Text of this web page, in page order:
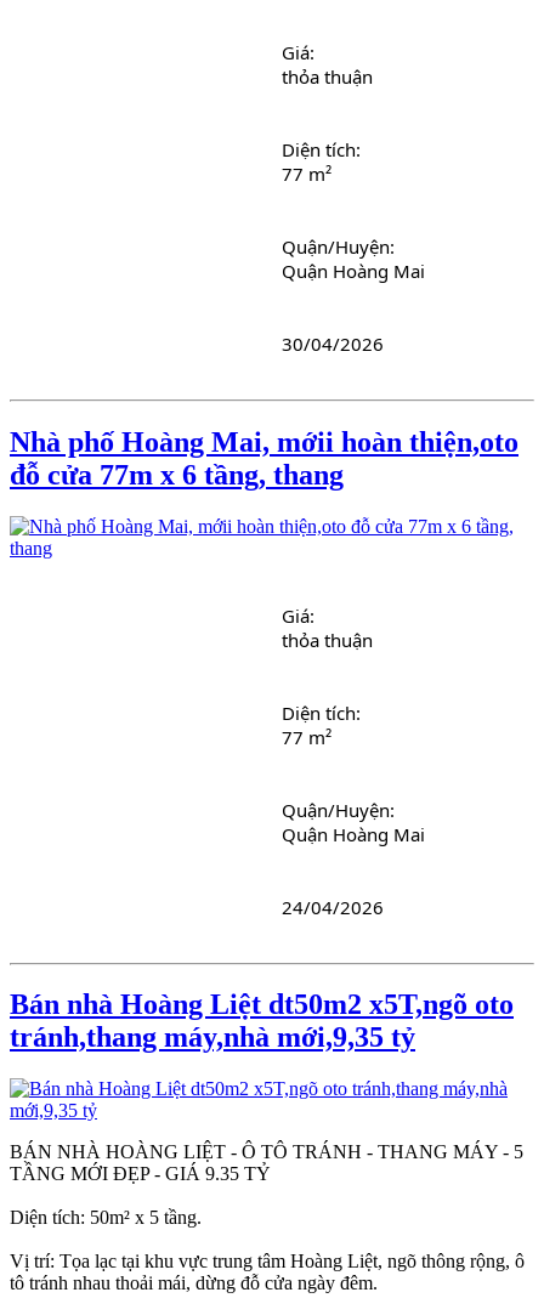
Giá:
thỏa thuận
Diện tích:
77 m²
Quận/Huyện:
Quận Hoàng Mai
30/04/2026
Nhà phố Hoàng Mai, mớii hoàn thiện,oto
đỗ cửa 77m x 6 tầng, thang
Giá:
thỏa thuận
Diện tích:
77 m²
Quận/Huyện:
Quận Hoàng Mai
24/04/2026
Bán nhà Hoàng Liệt dt50m2 x5T,ngõ oto
tránh,thang máy,nhà mới,9,35 tỷ
BÁN NHÀ HOÀNG LIỆT - Ô TÔ TRÁNH - THANG MÁY - 5
TẦNG MỚI ĐẸP - GIÁ 9.35 TỶ
Diện tích: 50m² x 5 tầng.
Vị trí: Tọa lạc tại khu vực trung tâm Hoàng Liệt, ngõ thông rộng, ô
tô tránh nhau thoải mái, dừng đỗ cửa ngày đêm.